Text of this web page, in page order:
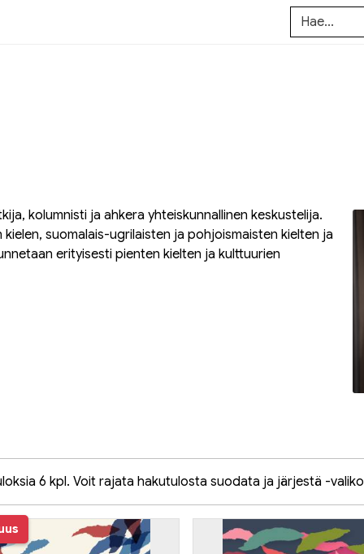
kolumnisti ja ahkera yhteiskunnallinen keskustelija.
suomalais-ugrilaisten ja pohjoismaisten kielten ja
erityisesti pienten kielten ja kulttuurien
6 kpl. Voit rajata hakutulosta suodata ja järjestä -